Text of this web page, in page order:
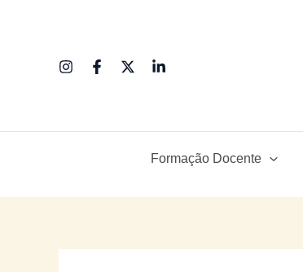
Formação Docente